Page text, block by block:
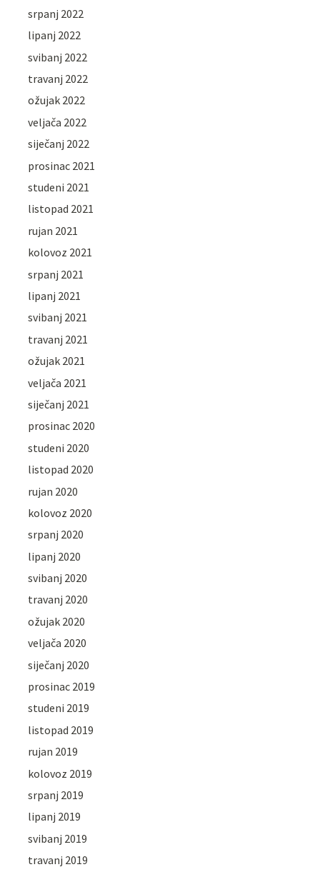
srpanj 2022
lipanj 2022
svibanj 2022
travanj 2022
ožujak 2022
veljača 2022
siječanj 2022
prosinac 2021
studeni 2021
listopad 2021
rujan 2021
kolovoz 2021
srpanj 2021
lipanj 2021
svibanj 2021
travanj 2021
ožujak 2021
veljača 2021
siječanj 2021
prosinac 2020
studeni 2020
listopad 2020
rujan 2020
kolovoz 2020
srpanj 2020
lipanj 2020
svibanj 2020
travanj 2020
ožujak 2020
veljača 2020
siječanj 2020
prosinac 2019
studeni 2019
listopad 2019
rujan 2019
kolovoz 2019
srpanj 2019
lipanj 2019
svibanj 2019
travanj 2019